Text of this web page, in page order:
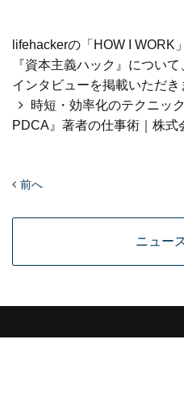
lifehackerの「HOW I WORK
『資本主義ハック』について
インタビューを掲載いただき
時短・効率化のテクニッ
PDCA』著者の仕事術｜株
前へ
ニュー